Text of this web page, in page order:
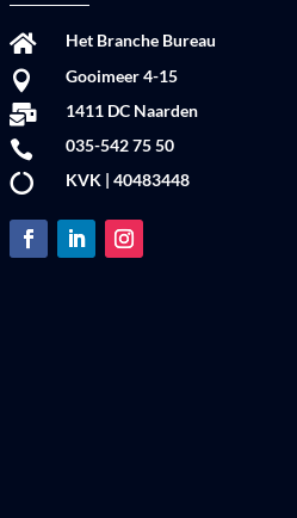
 Het Branche Bureau
 Gooimeer 4-15
 1411 DC Naarden
 035-542 75 50
 KVK | 40483448